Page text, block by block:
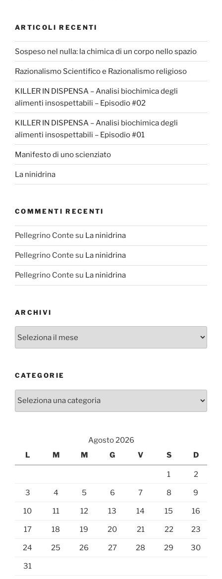
ARTICOLI RECENTI
Sospeso nel nulla: la chimica di un corpo nello spazio
Razionalismo Scientifico e Razionalismo religioso
KILLER IN DISPENSA – Analisi biochimica degli
alimenti insospettabili – Episodio #02
KILLER IN DISPENSA – Analisi biochimica degli
alimenti insospettabili – Episodio #01
Manifesto di uno scienziato
La ninidrina
COMMENTI RECENTI
Pellegrino Conte su La ninidrina
Pellegrino Conte su La ninidrina
Pellegrino Conte su La ninidrina
ARCHIVI
CATEGORIE
Categorie
Agosto 2026
L
M M G V S D
1 2
3 4 5 6 7 8 9
10 11 12 13 14 15 16
17 18 19 20 21 22 23
24 25 26 27 28 29 30
31